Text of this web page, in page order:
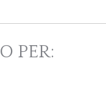
PER: